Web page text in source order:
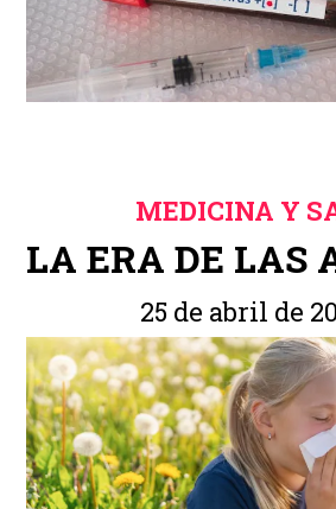
LA ERA DE LAS
MEDICINA Y
25 de abril de